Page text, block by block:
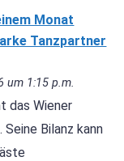
Monat
Tanzpartner
um 1:15 p.m.
das Wiener
Seine Bilanz kann